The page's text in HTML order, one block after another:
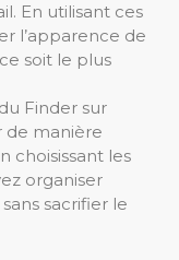
En utilisant ces
l’apparence de
soit le plus
Finder sur
de manière
choisissant les
organiser
sacrifier le